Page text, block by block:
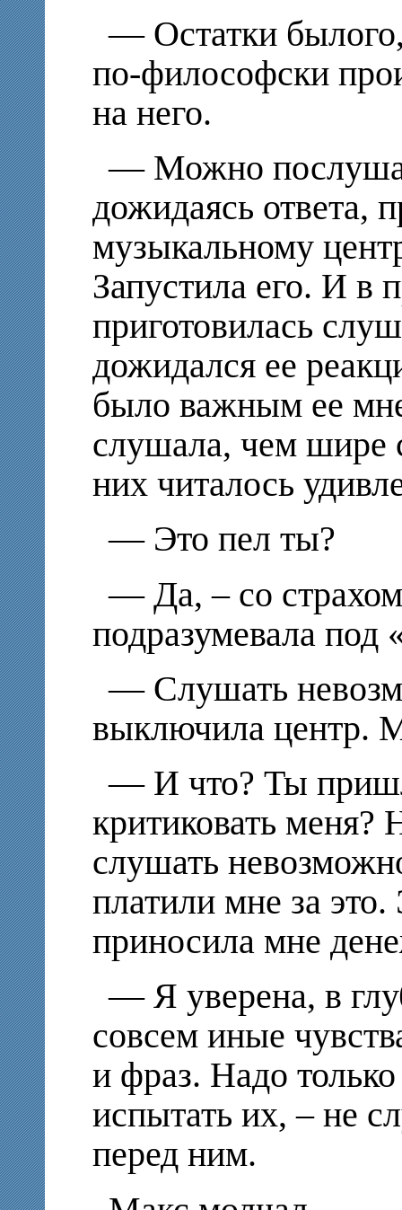
— Остатки
по-философски
на него.
— Можно
дожидаясь ответа,
музыкальному
Запустила его. И в
приготовилась
дожидался ее
было важным ее
слушала, чем шире
них читалось
— Это пел ты?
— Да, – со
подразумевала под
— Слушать
выключила центр.
— И что? Ты
критиковать меня?
слушать
платили мне за
приносила мне
— Я уверена, в
совсем иные
и фраз. Надо
испытать их, – не
перед ним.